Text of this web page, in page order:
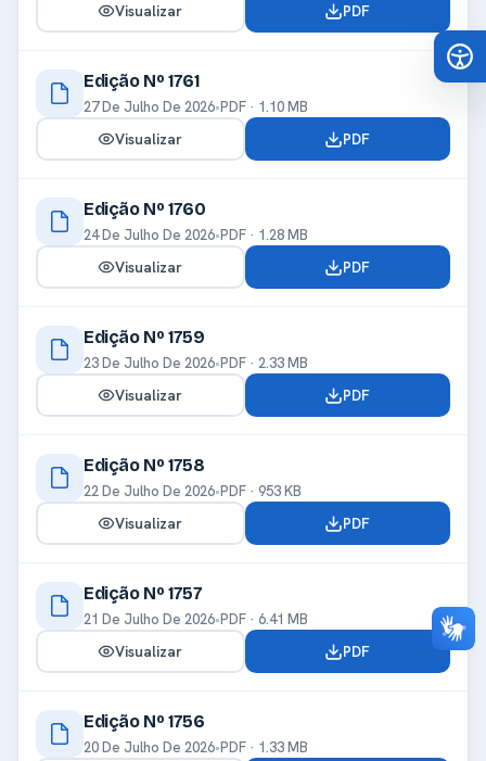
Visualizar PDF
Edição Nº 1761
27 De Julho De 2026•PDF · 1.10 MB
Visualizar PDF
Edição Nº 1760
24 De Julho De 2026•PDF · 1.28 MB
Visualizar PDF
Edição Nº 1759
23 De Julho De 2026•PDF · 2.33 MB
Visualizar PDF
Edição Nº 1758
22 De Julho De 2026•PDF · 953 KB
Visualizar PDF
Edição Nº 1757
21 De Julho De 2026•PDF · 6.41 MB
Visualizar PDF
Edição Nº 1756
20 De Julho De 2026•PDF · 1.33 MB